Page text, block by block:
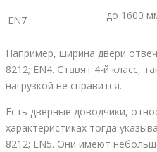
EN7 до 1600
Например, ширина двери
8212; EN4. Ставят 4-й класс,
нагрузкой не справится.
Есть дверные доводчики,
характеристиках тогда
8212; EN5. Они имеют